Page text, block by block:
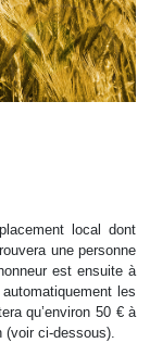
local dont
une personne
est ensuite à
les
qu’environ 50 € à
(voir ci-dessous).